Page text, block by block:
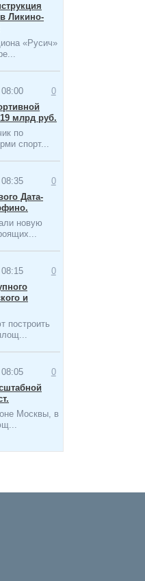
Ликино-
«Русич»
08:00
0
млрд руб.
по
спорт...
08:35
0
Дата-
новую
08:15
0
и
построить
08:05
0
Москвы, в